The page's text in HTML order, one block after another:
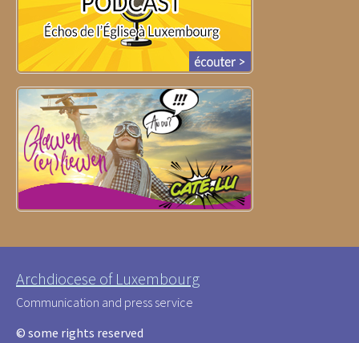
Archdiocese of Luxembourg
Communication and press service
© some rights reserved